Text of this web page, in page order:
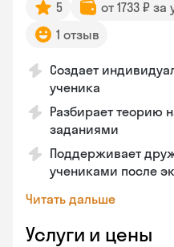
5 от 1733 ₽ за
1 отзыв
Создает
ученика
Разбирает теорию
заданиями
Поддерживает
учениками после
Читать дальше
Услуги и цены